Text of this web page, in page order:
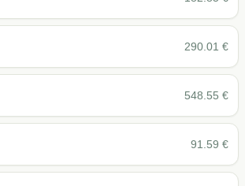
290.01 €
548.55 €
91.59 €